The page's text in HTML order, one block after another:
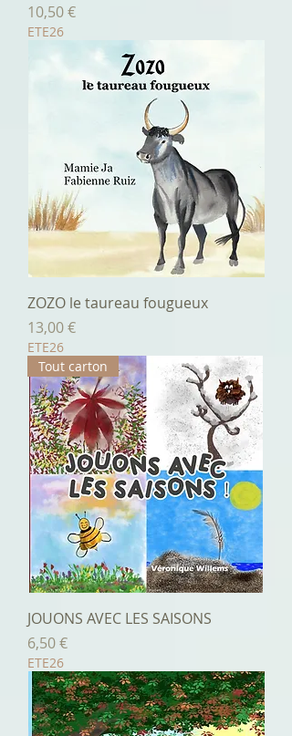
Prix
10,50 €
ETE26
ZOZO le taureau fougueux
Prix
13,00 €
ETE26
Tout carton
JOUONS AVEC LES SAISONS
Prix
6,50 €
ETE26